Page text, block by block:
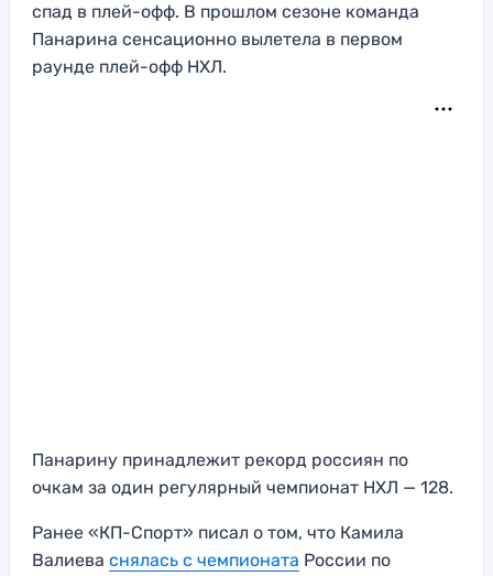
спад в плей-офф. В прошлом сезоне команда
Панарина сенсационно вылетела в первом
раунде плей-офф НХЛ.
Панарину принадлежит рекорд россиян по
очкам за один регулярный чемпионат НХЛ — 128.
Ранее «КП-Спорт» писал о том, что Камила
Валиева снялась с чемпионата России по